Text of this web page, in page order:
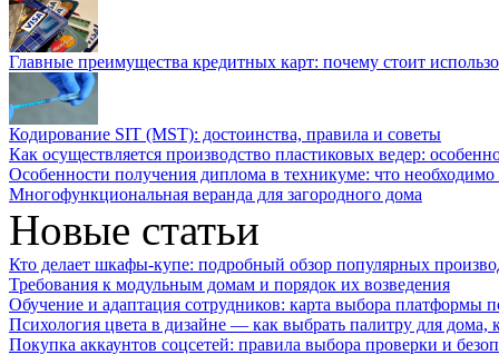
Главные преимущества кредитных карт: почему стоит
Кодирование SIT (MST): достоинства, правила и советы
Как осуществляется производство пластиковых ведер:
Особенности получения диплома в техникуме: что необходимо
Многофункциональная веранда для загородного дома
Новые статьи
Кто делает шкафы-купе: подробный обзор популярных
Требования к модульным домам и порядок их возведения
Обучение и адаптация сотрудников: карта выбора платформы
Психология цвета в дизайне — как выбрать палитру для дома,
Покупка аккаунтов соцсетей: правила выбора проверки и